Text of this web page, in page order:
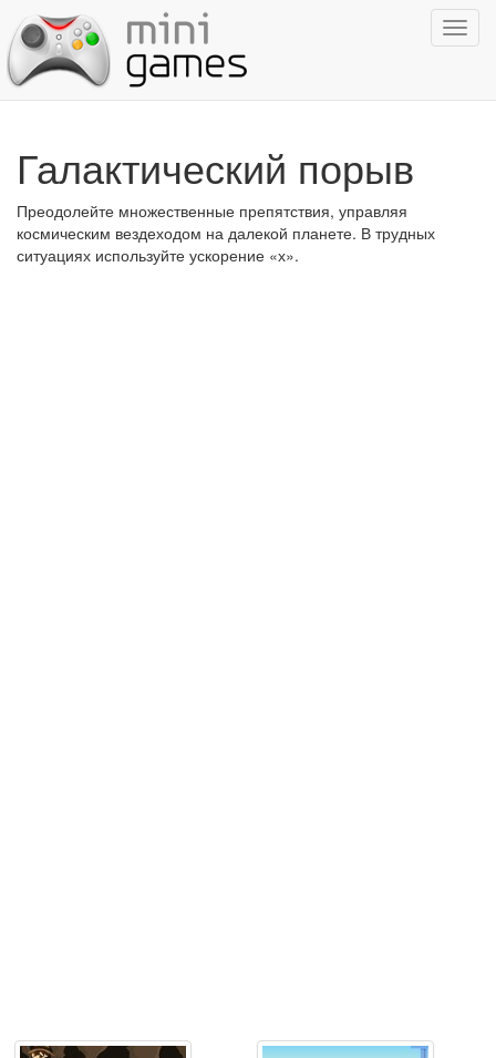
Галактический порыв
Преодолейте множественные препятствия, управляя
космическим вездеходом на далекой планете. В трудных
ситуациях используйте ускорение «х».